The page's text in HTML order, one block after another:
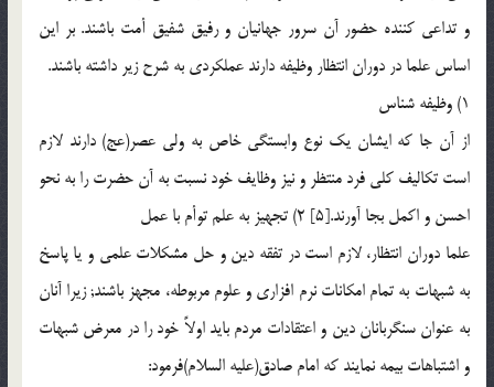
و تداعى كننده حضور آن سرور جهانيان و رفيق شفيق أمت باشند. بر اين
اساس علما در دوران انتظار وظيفه دارند عملكردى به شرح زير داشته باشند.
1) وظيفه شناس
از آن جا كه ايشان يك نوع وابستگى خاص به ولى عصر(عج) دارند لازم
است تكاليف كلى فرد منتظر و نيز وظايف خود نسبت به آن حضرت را به نحو
احسن و اكمل بجا آورند.[5] 2) تجهيز به علم توأم با عمل
علما دوران انتظار، لازم است در تفقه دين و حل مشكلات علمى و يا پاسخ
به شبهات به تمام امكانات نرم افزارى و علوم مربوطه، مجهز باشند; زيرا آنان
به عنوان سنگربانان دين و اعتقادات مردم بايد اولاً خود را در معرض شبهات
و اشتباهات بيمه نمايند كه امام صادق(عليه السلام)فرمود: